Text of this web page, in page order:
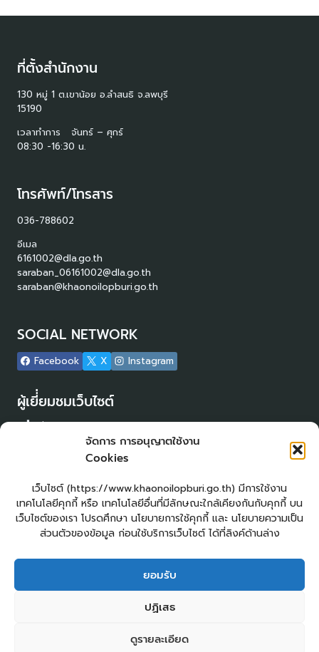
จัดการ การอนุญาตใช้งาน
Cookies
เว็บไซต์ (https://www.khaonoilopburi.go.th) มีการใช้งาน
เทคโนโลยีคุกกี้ หรือ เทคโนโลยีอื่นที่มีลักษณะใกล้เคียงกันกับคุกกี้ บน
เว็บไซต์ของเรา โปรดศึกษา นโยบายการใช้คุกกี้ และ นโยบายความเป็น
ส่วนตัวของข้อมูล ก่อนใช้บริการเว็บไซต์ ได้ที่ลิงค์ด้านล่าง
ยอมรับ
ปฏิเสธ
ดูรายละเอียด
ที่ตั้งสำนักงาน
130 หมู่ 1 ต.เขาน้อย อ.ลำสนธิ จ.ลพบุรี
15190
เวลาทำการ จันทร์ – ศุกร์
08:30 -16:30 น.
โทรศัพท์/โทรสาร
036-788602
อีเมล
6161002@dla.go.th
saraban_06161002@dla.go.th
saraban@khaonoilopburi.go.th
SOCIAL NETWORK
Facebook X Instagram
ผู้เยี่่ยมชมเว็บไซต์
แผนผังเว็บไซต์
จัดทำเว็บไซต์
LopburiWebDesign.com
ยื่นแบบคำร้องทั่วไปออนไลน์
ศูนย์ข้อมูลข่าวสาร อบต.เขาน้อย